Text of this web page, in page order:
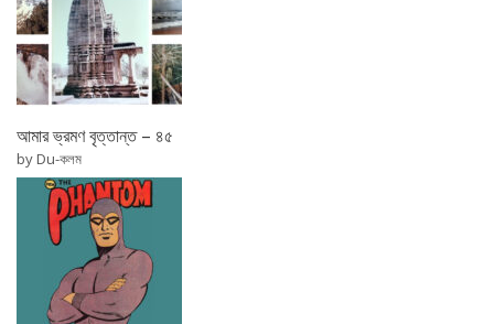
আমার ভ্রমণ বৃত্তান্ত – ৪৫
by Du-কলম